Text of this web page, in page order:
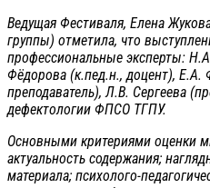
Ведущая Фестиваля, Елена
группы) отметила, что
профессиональные эксперты:
Фёдорова (к.пед.н., доцент),
преподаватель), Л.В. Сергеева
дефектологии ФПСО ТГПУ.
Основными критериями оценки
актуальность содержания;
материала; психолого-